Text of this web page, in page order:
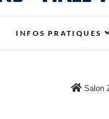
SAIN
INFOS PRATIQUES
Salon